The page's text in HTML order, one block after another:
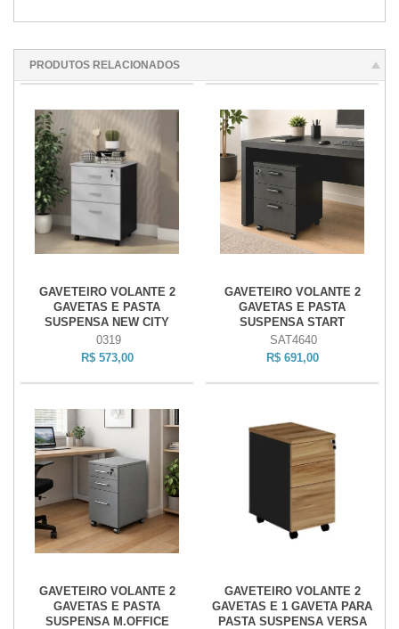
PRODUTOS RELACIONADOS
GAVETEIRO VOLANTE 2
GAVETAS E PASTA
SUSPENSA NEW CITY
0319
R$ 573,00
GAVETEIRO VOLANTE 2
GAVETAS E PASTA
SUSPENSA START
SAT4640
R$ 691,00
GAVETEIRO VOLANTE 2
GAVETAS E PASTA
SUSPENSA M.OFFICE
GAVETEIRO VOLANTE 2
GAVETAS E 1 GAVETA PARA
PASTA SUSPENSA VERSA